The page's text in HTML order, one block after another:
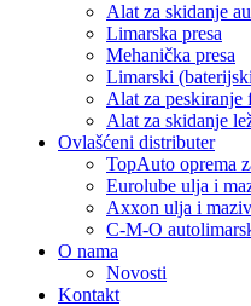
Alat za skidanje
Limarska presa
Mehanička presa
Limarski
Alat za peskiranje
Alat za skidanje
Ovlašćeni distributer
TopAuto oprema
Eurolube ulja i
Axxon ulja i
C-M-O
O nama
Novosti
Kontakt